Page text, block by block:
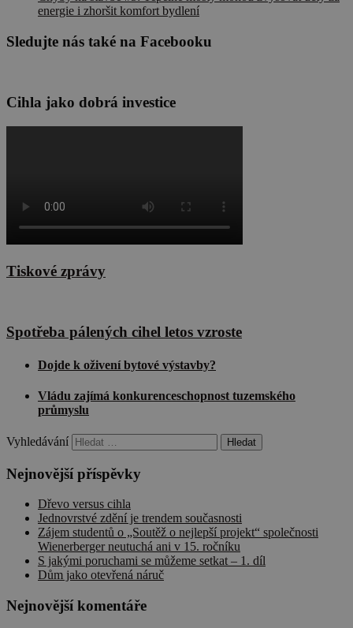
energie i zhoršit komfort bydlení
Sledujte nás také na Facebooku
Cihla jako dobrá investice
Tiskové zprávy
Spotřeba pálených cihel letos vzroste
Dojde k oživení bytové výstavby?
Vládu zajímá konkurenceschopnost tuzemského
průmyslu
Vyhledávání
Nejnovější příspěvky
Dřevo versus cihla
Jednovrstvé zdění je trendem současnosti
Zájem studentů o „Soutěž o nejlepší projekt“ společnosti
Wienerberger neutuchá ani v 15. ročníku
S jakými poruchami se můžeme setkat – 1. díl
Dům jako otevřená náruč
Nejnovější komentáře